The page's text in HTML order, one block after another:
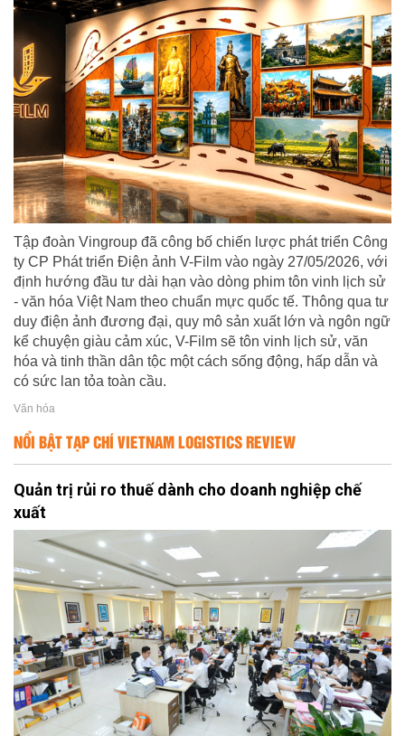
Tập đoàn Vingroup đã công bố chiến lược phát triển Công
ty CP Phát triển Điện ảnh V-Film vào ngày 27/05/2026, với
định hướng đầu tư dài hạn vào dòng phim tôn vinh lịch sử
- văn hóa Việt Nam theo chuẩn mực quốc tế. Thông qua tư
duy điện ảnh đương đại, quy mô sản xuất lớn và ngôn ngữ
kể chuyện giàu cảm xúc, V-Film sẽ tôn vinh lịch sử, văn
hóa và tinh thần dân tộc một cách sống động, hấp dẫn và
có sức lan tỏa toàn cầu.
Văn hóa
NỔI BẬT TẠP CHÍ VIETNAM LOGISTICS REVIEW
Quản trị rủi ro thuế dành cho doanh nghiệp chế
xuất